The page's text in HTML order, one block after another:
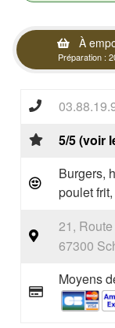
À
Préparation :
5/5 (voir
Burgers,
poulet
21,
67300
Moyens